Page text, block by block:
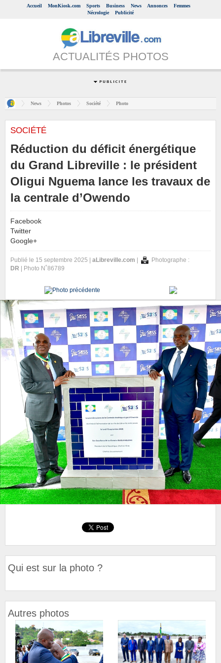
Accueil MonKiosk.com Sports Business News Annonces
Femmes
Nécrologie
Publicité
ACTUALITÉS PHOTOS
News Photos Société Photo
SOCIÉTÉ
Réduction du déficit énergétique
du Grand Libreville : le président
Oligui Nguema lance les travaux de
la centrale d’Owendo
Facebook
Twitter
Google+
Publié le 15 septembre 2025 | aLibreville.com
Photographe :
DR | Photo N˚86789
Qui est sur la photo ?
Autres photos